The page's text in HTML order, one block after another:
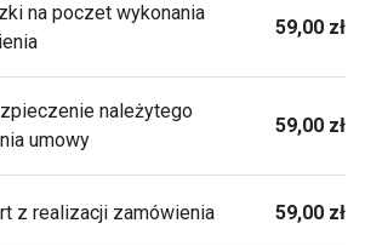
na poczet wykonania
59,00 zł
należytego
umowy
59,00 zł
z realizacji zamówienia 59,00 zł